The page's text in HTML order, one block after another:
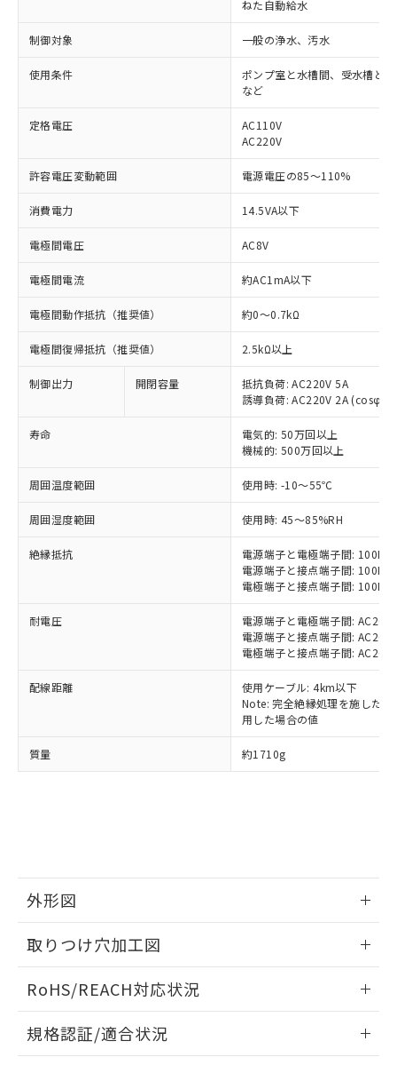
ねた自動給水
制御対象 一般の浄水、汚水
使用条件
ポンプ室と水槽間、受水槽と
など
定格電圧
AC110V
AC220V
許容電圧変動範囲 電源電圧の85～110%
消費電力 14.5VA以下
電極間電圧 AC8V
電極間電流 約AC1mA以下
電極間動作抵抗（推奨値） 約0～0.7kΩ
電極間復帰抵抗（推奨値） 2.5kΩ以上
制御出力 開閉容量
抵抗負荷: AC220V 5A
誘導負荷: AC220V 2A
寿命
電気的: 50万回以上
機械的: 500万回以上
周囲温度範囲 使用時: -10～55℃
周囲湿度範囲 使用時: 45～85%RH
絶縁抵抗
電源端子と電極端子間:
電源端子と接点端子間:
電極端子と接点端子間:
耐電圧
電源端子と電極端子間:
電源端子と接点端子間:
電極端子と接点端子間:
配線距離
使用ケーブル: 4km以下
Note: 完全絶縁処理を施した
用した場合の値
質量 約1710g
外形図
取りつけ穴加工図
RoHS/REACH対応状況
EU RoHS 注意事項・凡例
規格認証/適合状況
ご利用条件
以下の条件をお読みいただき、同意のうえ
ご利用ください。
本サービスは、当社制御機器事業取扱
商品の当社在庫状況および標準価格
(税抜)を提供させていただくもので
当社制御機器事業取扱商品の中には、
本サービスの対象外となる商品もある
ことをご了承ください。
在庫状況および標準価格照会結果は、
記載している更新日時点での社内デー
タに基づき作成されるものであり、閲
覧された時点での実際の在庫および標
準価格とは異なる場合があることをご
正式な納期状況および標準価格はお客
様のお取引先、またはお客様担当のオ
ムロン制御機器販売店・当社販売員に
オムロン制御機器販売店や当社販売拠
販売ネットワーク
」をご確認
ビス）をご利用いただくには、I-Web
登録された部品リストについて、当社
および当社の共同利用者が、当社の製
品・サービスに関するお客様との取
引・商談に必要な範囲で利用すること
をご了承ください。
※当社の共同利用者とは、
※1 対応状況
対応済み：EU RoHS指令（10物質）の
非含有に対応した製品が提供可能な商品で
す。
対応予定：EU RoHS指令（10物質）の非含
商品です。
対応予定なし：EU RoHS指令（10物質）の
非含有に非対応の商品で、対応品を出す予
調査・確認中：EU RoHS指令（10物質）の
非含有の対応状況を調査中または確認中の
非該当品：ライセンス料など無形物で、有
害物質有無と関係のない商品です。
仕入先様の事情により、非含有部品として
むを得ず変更することがあります。
鉛(Pb) 1000ppm以下、 水銀(Hg) 1000ppm以下、 カド
六価クロム(Cr(Ⅵ)) 1000ppm以下、ポリ臭化ビフェニル
類(PBB) 1000ppm以下、ポリ臭化ジフェニルエーテル類
(PBDE) 1000ppm以下、フタル酸ビス(2-エチルヘキシ
ル) (DEHP)(別名：DOP) 1000ppm以下、フタル酸ブチ
ルベンジル（BBP） 1000ppm以下、フタル酸ジブチル
（DBP） 1000ppm以下、フタル酸ジイソブチル
但し、RoHS指令で産業用監視および制御機器に対する
フタル酸エステル類の４物質については閾値を超える意
図的な使用がないことを確認しています。
※3 非含有証明書ダウンロード
下記の非含有証明書をダウンロードするこ
とができます。
EU RoHS指令（10物質）の非含有証明書
51物質の非含有証明書（当社基準）
「○」：最大均質材料含有率が中国RoHSの
基準値以下であることを示します。
「×」：最大均質材料含有率が中国RoHSの
基準値を超えていることを示します。
「－」：未確認です。当社販売部門へお問
*中国RoHS10物質の基準値 (GB/T26572)：
Pb(鉛) :1000ppm、 Hg(水銀) : 1000ppm、 Cd(カドミウ
Cr(Ⅵ)(六価クロム) : 1000ppm、 PBBs(ポリ臭化ビフェ
ニル類) : 1000ppm、 PBDEs(ポリ臭化ジフェニルエーテ
DBP(フタル酸ジブチル) : 1000ppm、 DIBP(フタル酸ジ
イソブチル) : 1000ppm、 BBP(フタル酸ブチルベンジ
DEHP(フタル酸ビス(2-エチルヘキシル)) : 1000ppm
※2 環境保護使用期限
「－」：未確認です。当社販売部門へお問
い合わせください。
当社は、これら貴社製品のうち、外国
為替および外国貿易法に定める商品
（以下｢規制貨物等」という）を輸出
または国外への提供する場合は、日本
国政府の輸出許可(または役務取引許
可)を取得するなどの必要な手続きを
当社は規制貨物を破棄する場合は、完
全に破砕するなど、違法に輸出されな
いよう必要な手段を講じます。
当社は貴社製品を、核兵器、ミサイ
ル、化学兵器、生物兵器またはその他
武器並びにこれらの製造装置等に一切
使用いたしません。
一定数以上の在庫あり
一定数には満たないが在庫あり
在庫なし(最新の在庫状況につ
いては、お客様のお取引先、ま
白
情報を公開していない機種